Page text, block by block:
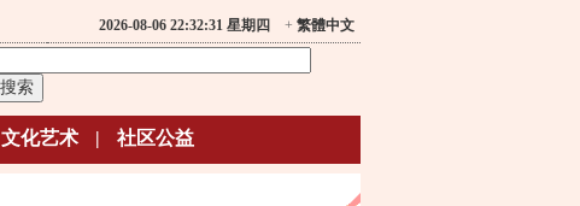
2026-08-06 22:32:31 星期四 + 繁體中文
文化艺术 | 社区公益